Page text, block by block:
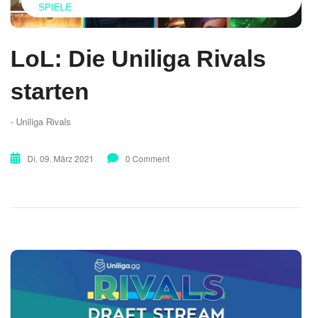
SPIELE
LoL: Die Uniliga Rivals
starten
- Uniliga Rivals
Di. 09. März 2021 0 Comment